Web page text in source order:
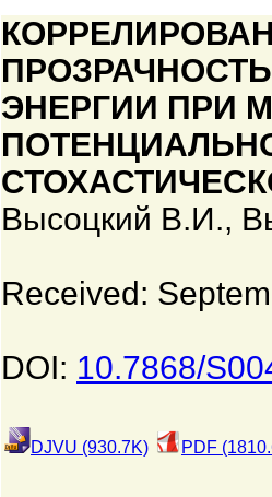
ЭНЕРГИИ ПРИ
Высоцкий В.И.,
Received:
DOI: 10.7868/
DJVU (930.7K) PDF